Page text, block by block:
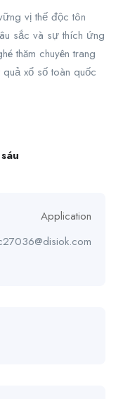
vị thế độc tôn
sắc và sự thích ứng
thăm chuyên trang
xổ số toàn quốc
Application